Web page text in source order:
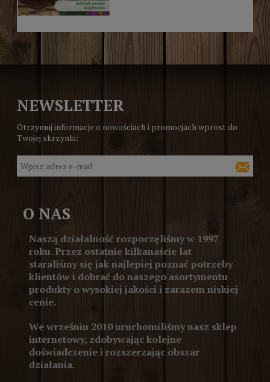
NEWSLETTER
Otrzymuj informacje o nowościach i promocjach wprost do
Twojej skrzynki:
O NAS
Naszą działalność rozpoczęliśmy w 1997
roku. Przez ostatnie kilkanaście lat
staraliśmy się jak najlepiej poznać potrzeby
klientów i dobrać do naszego asortymentu
produkty o wysokiej jakości i zarazem niskiej
cenie.
We wrześniu 2010 uruchomiliśmy nasz sklep
internetowy, zdobywając kolejne
doświadczenie i rozszerzając obszar
działania.